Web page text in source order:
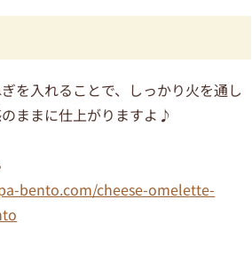
を入れることで、しっかり火を通し
ままに仕上がりますよ♪
bento.com/cheese-omelette-